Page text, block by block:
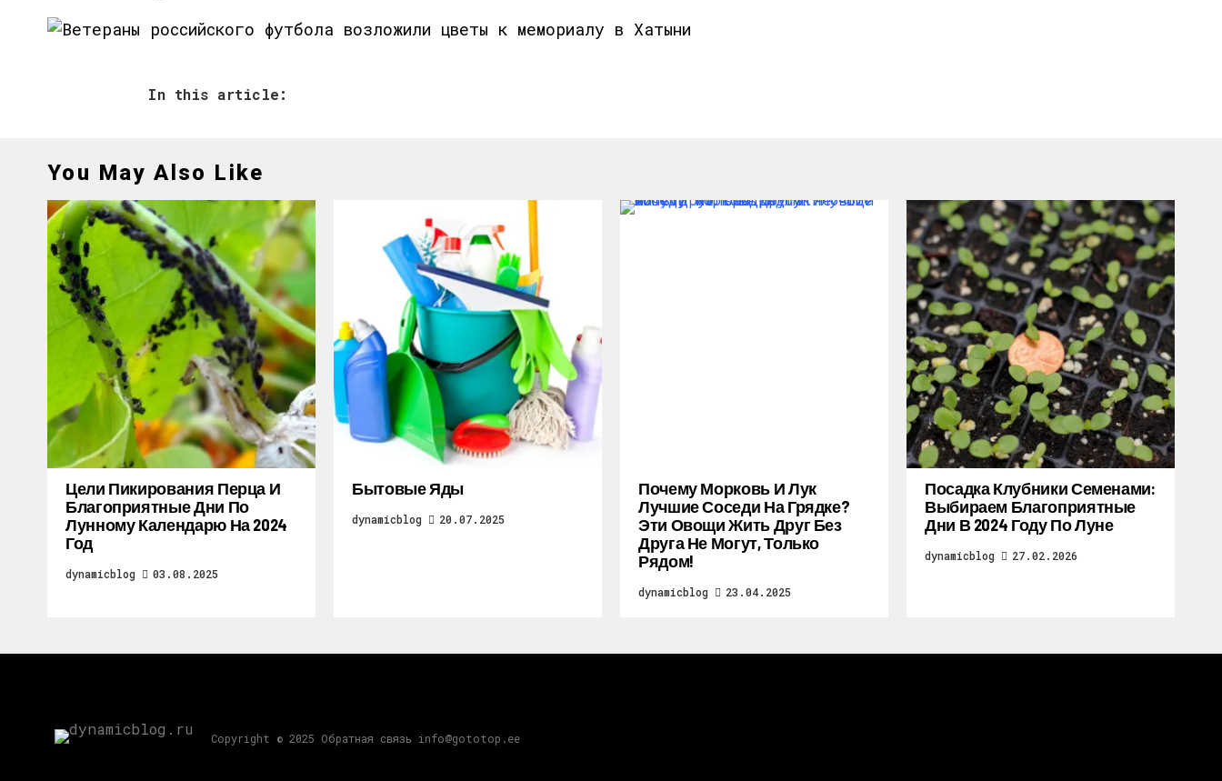
In this article:
You May Also Like
Цели Пикирования Перца И
Благоприятные Дни По
Лунному Календарю На 2024
Год
dynamicblog 03.08.2025
Бытовые Яды
dynamicblog 20.07.2025
Почему Морковь И Лук
Лучшие Соседи На Грядке?
Эти Овощи Жить Друг Без
Друга Не Могут, Только
Рядом!
dynamicblog 23.04.2025
Посадка Клубники Семенами:
Выбираем Благоприятные
Дни В 2024 Году По Луне
dynamicblog 27.02.2026
Copyright © 2025 Обратная связь info@gototop.ee